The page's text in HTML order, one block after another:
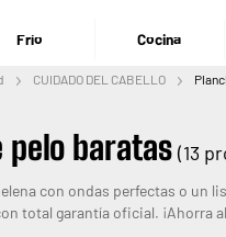
Frío Cocina
CUIDADO DEL CABELLO
pelo baratas (13
con ondas perfectas o un
total garantía oficial. ¡Ahorra